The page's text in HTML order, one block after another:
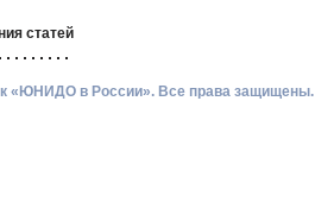
статей
«ЮНИДО в России». Все права защищены.